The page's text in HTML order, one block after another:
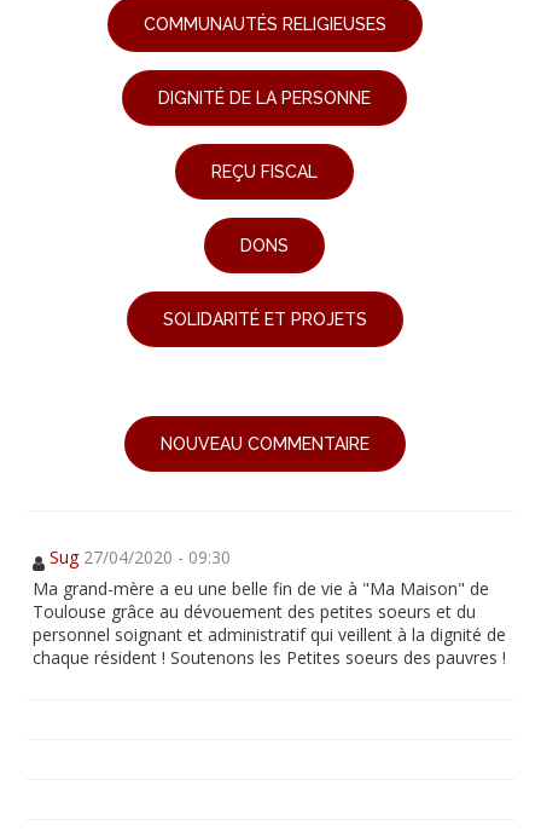
COMMUNAUTÉS RELIGIEUSES
DIGNITÉ DE LA PERSONNE
REÇU FISCAL
DONS
SOLIDARITÉ ET PROJETS
NOUVEAU COMMENTAIRE
Sug 27/04/2020 - 09:30
Ma grand-mère a eu une belle fin de vie à "Ma Maison" de
Toulouse grâce au dévouement des petites soeurs et du
personnel soignant et administratif qui veillent à la dignité de
chaque résident ! Soutenons les Petites soeurs des pauvres !